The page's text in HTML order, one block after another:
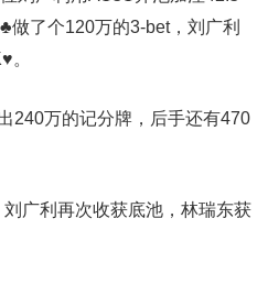
了个120万的3-bet，刘广利
。
240万的记分牌，后手还有470
广利再次收获底池，林瑞东获